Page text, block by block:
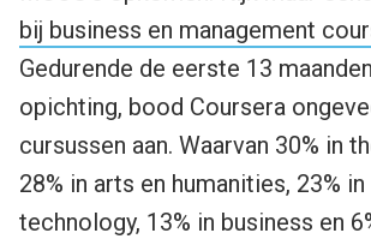
bij business en management
Gedurende de eerste 13
opichting, bood Coursera
cursussen aan. Waarvan 30% in
28% in arts en humanities, 23%
technology, 13% in business en